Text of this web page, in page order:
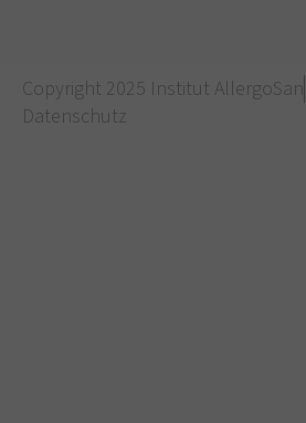
Copyright 2025 Institut AllergoSan
Datenschutz